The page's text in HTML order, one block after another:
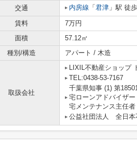
交通
内房線 「 君津 」駅 徒
賃料 7万円
面積
57.12㎡
種別/構造
アパート / 木造
取扱会社
LIXIL不動産ショップ
TEL:0438-53-7167
千葉県知事 (1) 第
宅ローンアドバイザ
宅メンテナンス主任
公益社団法人 全日本